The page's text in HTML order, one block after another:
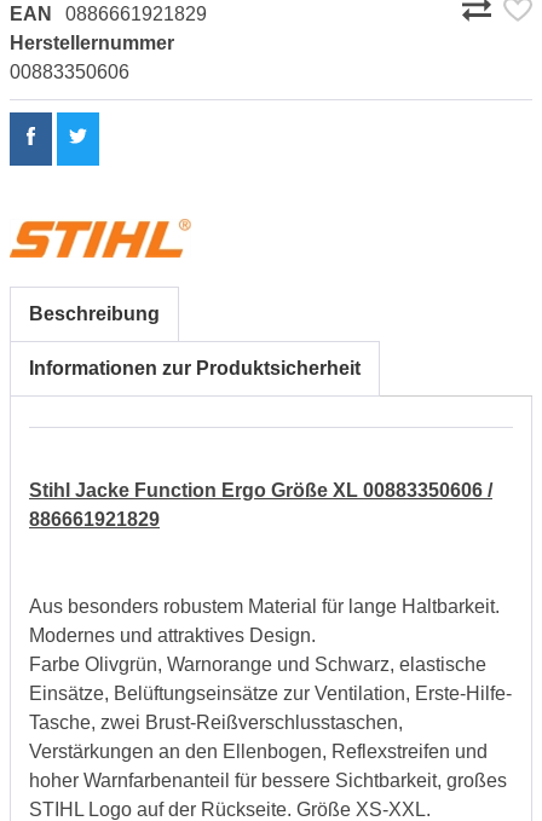
EAN
0886661921829
Herstellernummer
00883350606
Beschreibung
Informationen zur Produktsicherheit
Stihl Jacke Function Ergo Größe XL 00883350606 /
886661921829
Aus besonders robustem Material für lange Haltbarkeit.
Modernes und attraktives Design.
Farbe Olivgrün, Warnorange und Schwarz, elastische
Einsätze, Belüftungseinsätze zur Ventilation, Erste-Hilfe-
Tasche, zwei Brust-Reißverschlusstaschen,
Verstärkungen an den Ellenbogen, Reflexstreifen und
hoher Warnfarbenanteil für bessere Sichtbarkeit, großes
STIHL Logo auf der Rückseite. Größe XS-XXL.